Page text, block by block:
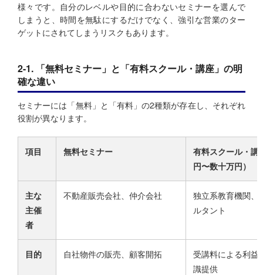
様々です。自分のレベルや目的に合わないセミナーを選んで
しまうと、時間を無駄にするだけでなく、強引な営業のター
ゲットにされてしまうリスクもあります。
2-1. 「無料セミナー」と「有料スクール・講座」の明
確な違い
セミナーには「無料」と「有料」の2種類が存在し、それぞれ
役割が異なります。
項目 無料セミナー
有料スクール・講
円〜数十万円）
主な
主催
者
不動産販売会社、仲介会社
独立系教育機関、
ルタント
目的 自社物件の販売、顧客開拓
受講料による利益
識提供